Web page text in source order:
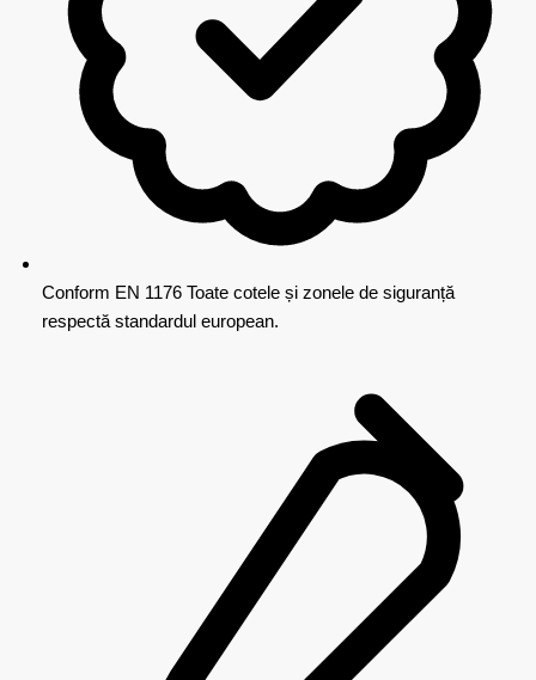
Conform EN 1176 Toate cotele și zonele de siguranță
respectă standardul european.